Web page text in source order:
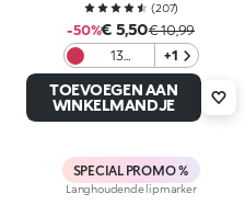
(207)
-50%€ 5,50€ 10,99
13
Magenta
+1
TOEVOEGEN AAN
WINKELMANDJE
SPECIAL PROMO %
Langhoudende lipmarker